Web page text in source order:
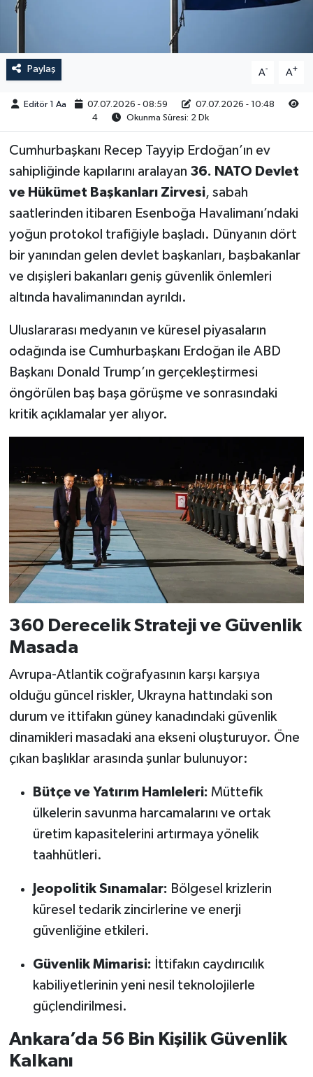
Paylaş A- A+
Editör 1 Aa 07.07.2026 - 08:59
07.07.2026 - 10:48
4
Okunma Süresi: 2 Dk
Cumhurbaşkanı Recep Tayyip Erdoğan’ın ev
sahipliğinde kapılarını aralayan 36. NATO Devlet
ve Hükümet Başkanları Zirvesi, sabah
saatlerinden itibaren Esenboğa Havalimanı’ndaki
yoğun protokol trafiğiyle başladı. Dünyanın dört
bir yanından gelen devlet başkanları, başbakanlar
ve dışişleri bakanları geniş güvenlik önlemleri
altında havalimanından ayrıldı.
Uluslararası medyanın ve küresel piyasaların
odağında ise Cumhurbaşkanı Erdoğan ile ABD
Başkanı Donald Trump’ın gerçekleştirmesi
öngörülen baş başa görüşme ve sonrasındaki
kritik açıklamalar yer alıyor.
360 Derecelik Strateji ve Güvenlik
Masada
Avrupa-Atlantik coğrafyasının karşı karşıya
olduğu güncel riskler, Ukrayna hattındaki son
durum ve ittifakın güney kanadındaki güvenlik
dinamikleri masadaki ana ekseni oluşturuyor. Öne
çıkan başlıklar arasında şunlar bulunuyor:
Bütçe ve Yatırım Hamleleri: Müttefik
ülkelerin savunma harcamalarını ve ortak
üretim kapasitelerini artırmaya yönelik
taahhütleri.
Jeopolitik Sınamalar: Bölgesel krizlerin
küresel tedarik zincirlerine ve enerji
güvenliğine etkileri.
Güvenlik Mimarisi: İttifakın caydırıcılık
kabiliyetlerinin yeni nesil teknolojilerle
güçlendirilmesi.
Ankara’da 56 Bin Kişilik Güvenlik
Kalkanı